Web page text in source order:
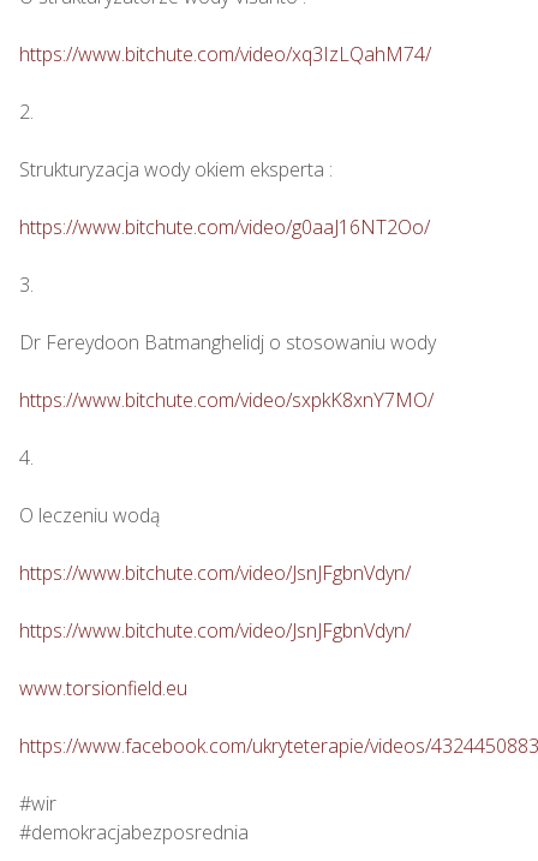
https://www.bitchute.com/video/xq3IzLQahM74/
2.
Strukturyzacja wody okiem eksperta :
https://www.bitchute.com/video/g0aaJ16NT2Oo/
3.
Dr Fereydoon Batmanghelidj o stosowaniu wody
https://www.bitchute.com/video/sxpkK8xnY7MO/
4.
O leczeniu wodą
https://www.bitchute.com/video/JsnJFgbnVdyn/
https://www.bitchute.com/video/JsnJFgbnVdyn/
www.torsionfield.eu
https://www.facebook.com/ukryteterapie/videos/
#wir
#demokracjabezposrednia